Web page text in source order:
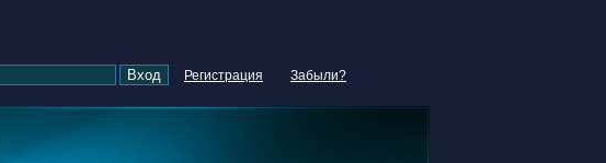
Регистрация Забыли?